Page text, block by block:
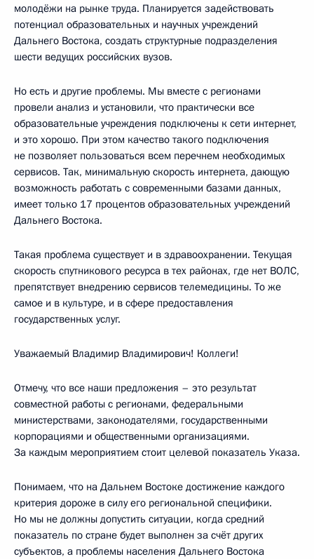
молодёжи на рынке труда. Планируется задействовать
потенциал образовательных и научных учреждений
Дальнего Востока, создать структурные подразделения
шести ведущих российских вузов.
Но есть и другие проблемы. Мы вместе с регионами
провели анализ и установили, что практически все
образовательные учреждения подключены к сети интернет,
и это хорошо. При этом качество такого подключения
не позволяет пользоваться всем перечнем необходимых
сервисов. Так, минимальную скорость интернета, дающую
возможность работать с современными базами данных,
имеет только 17 процентов образовательных учреждений
Дальнего Востока.
Такая проблема существует и в здравоохранении. Текущая
скорость спутникового ресурса в тех районах, где нет ВОЛС,
препятствует внедрению сервисов телемедицины. То же
самое и в культуре, и в сфере предоставления
государственных услуг.
Уважаемый Владимир Владимирович! Коллеги!
Отмечу, что все наши предложения – это результат
совместной работы с регионами, федеральными
министерствами, законодателями, государственными
корпорациями и общественными организациями.
За каждым мероприятием стоит целевой показатель Указа.
Понимаем, что на Дальнем Востоке достижение каждого
критерия дороже в силу его региональной специфики.
Но мы не должны допустить ситуации, когда средний
показатель по стране будет выполнен за счёт других
субъектов, а проблемы населения Дальнего Востока